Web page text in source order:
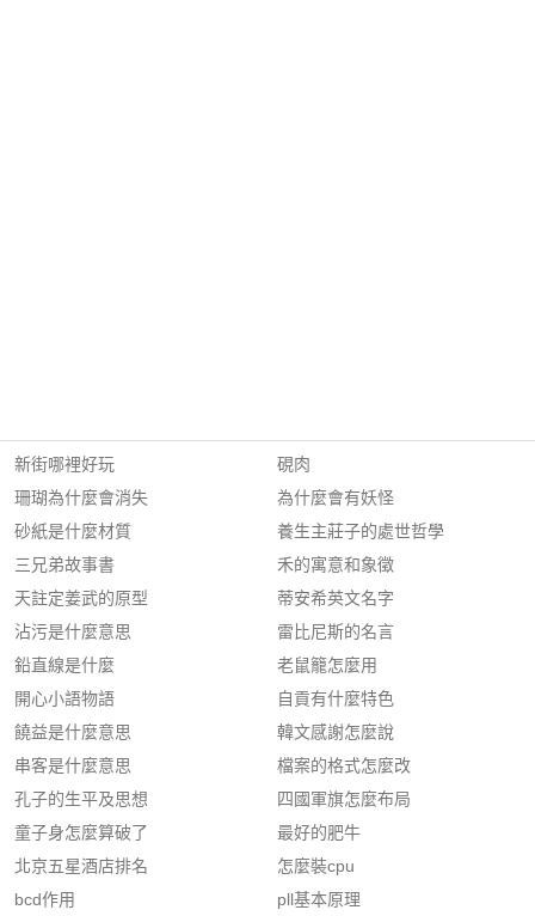
新街哪裡好玩
珊瑚為什麼會消失
砂紙是什麼材質
三兄弟故事書
天註定姜武的原型
沾污是什麼意思
鉛直線是什麼
開心小語物語
饒益是什麼意思
串客是什麼意思
孔子的生平及思想
童子身怎麼算破了
北京五星酒店排名
bcd作用
硯肉
為什麼會有妖怪
養生主莊子的處世哲學
禾的寓意和象徵
蒂安希英文名字
雷比尼斯的名言
老鼠籠怎麼用
自貢有什麼特色
韓文感謝怎麼說
檔案的格式怎麼改
四國軍旗怎麼布局
最好的肥牛
怎麼裝cpu
pll基本原理